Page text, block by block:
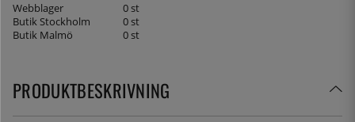
Webblager
0 st
Butik Stockholm
0 st
Butik Malmö
0 st
PRODUKTBESKRIVNING